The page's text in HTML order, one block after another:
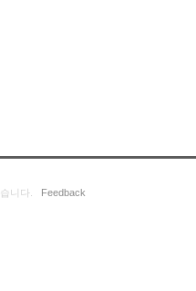
습니다. Feedback